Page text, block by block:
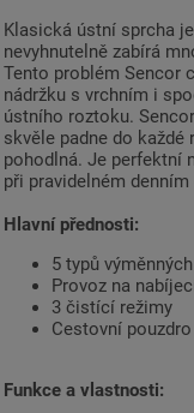
Klasická ústní sprcha
nevyhnutelně zabírá
Tento problém Sencor
nádržku s vrchním i
ústního roztoku.
skvěle padne do
pohodlná. Je perfektní
při pravidelném
Hlavní přednosti:
5 typů
Provoz na
3 čistící režimy
Cestovní pouzdro
Funkce a vlastnosti: